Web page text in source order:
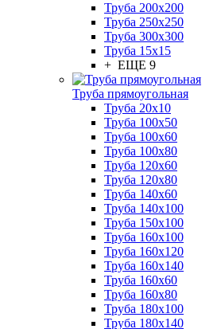
Труба 200x200
Труба 250x250
Труба 300x300
Труба 15x15
+ ЕЩЕ 9
Труба прямоугольная
Труба 20x10
Труба 100x50
Труба 100x60
Труба 100x80
Труба 120x60
Труба 120x80
Труба 140x60
Труба 140x100
Труба 150x100
Труба 160x100
Труба 160x120
Труба 160x140
Труба 160x60
Труба 160x80
Труба 180x100
Труба 180x140